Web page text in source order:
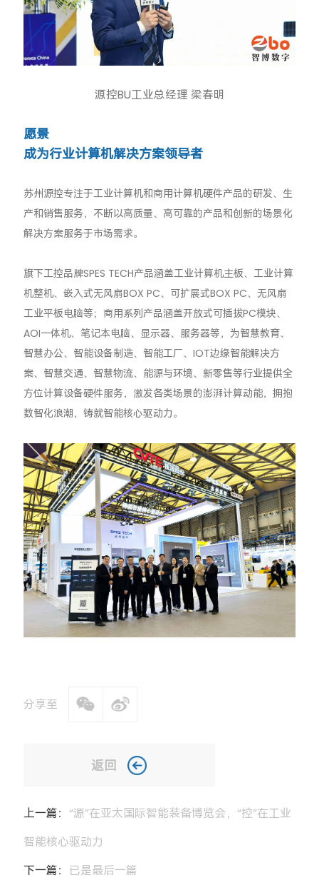
源控BU工业总经理 梁春明
愿景
成为行业计算机解决方案领导者
苏州源控专注于工业计算机和商用计算机硬件产品的研发、生
产和销售服务，不断以高质量、高可靠的产品和创新的场景化
解决方案服务于市场需求。
旗下工控品牌SPES TECH产品涵盖工业计算机主板、工业计算
机整机、嵌入式无风扇BOX PC、可扩展式BOX PC、无风扇
工业平板电脑等；商用系列产品涵盖开放式可插拔PC模块、
AOI一体机、笔记本电脑、显示器、服务器等，为智慧教育、
智慧办公、智能设备制造、智能工厂、IOT边缘智能解决方
案、智慧交通、智慧物流、能源与环境、新零售等行业提供全
方位计算设备硬件服务，激发各类场景的澎湃计算动能，拥抱
数智化浪潮，铸就智能核心驱动力。
分享至
返回
上一篇： “源”在亚太国际智能装备博览会，“控”在工业
智能核心驱动力
下一篇： 已是最后一篇